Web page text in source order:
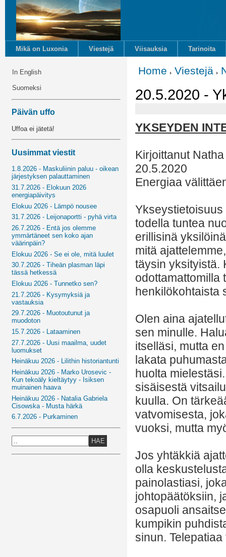
Mikä on Luxonia Viestejä Viisauksia Tarinoita
In English
Suomeksi
Päivän uffo
Uffoa ei jätetä!
Uusimmat viestit
1.8.2026 - Maskuliinin paluu - oikean
järjestyksen palauttaminen
31.7.2026 - Elokuun 2026
energiapäivitys
Elokuu 2026 - Lämpö nousee
31.7.2026 - Leijonaportti - pyhä virta
26.7.2026 - Entä jos olemme
ymmärtäneet sen koko ajan
väärinpäin?
Elokuu 2026 - Se ei ole, mitä luulet
30.7.2026 - Tiheän plasman läpi
tässä hetkessä
Elokuu 2026 - Tunnetko sen?
21.7.2026 - Kysymyksiä ja
vastauksia
29.7.2026 - Muotoutunut ja
muodoton
15.7.2026 - Lataaminen
27.7.2026 - Uusi maailma, uudet
luomukset
Heinäkuu 2026 - Lilithin historiantunti
Heinäkuu 2026 - Marko Urosevic -
Kun tekoäly kieltäytyy - Isiksen
muinainen haava
Heinäkuu 2026 - Natalia Gabriela
Cisowska - Musta härkä
6.7.2026 - Purkaminen
HAE
Home Viestejä
20.5.2020 -
YKSEYDEN
Kirjoittanut
20.5.2020
Energiaa
todella tuntea
erillisinä
mitä
täysin yksityistä.
odottamattomilla
henkilökohtaista
Olen aina
sen minulle.
itselläsi, mutta
lakata
huolta
sisäisestä
kuulla. On
vatvomisesta,
vuoksi, mutta
Jos yhtäkkiä
olla
painolastiasi,
johtopäätöksiin,
osapuoli
kumpikin
sinun.